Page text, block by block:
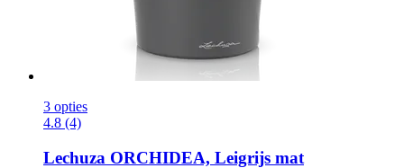
3 opties
4.8 (4)
Lechuza ORCHIDEA, Leigrijs mat